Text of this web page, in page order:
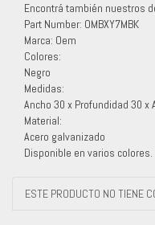
Encontrá también nuestros
Part Number: OMBXY7MBK
Marca: Oem
Colores:
Negro
Medidas:
Ancho 30 x Profundidad 30 x
Material:
Acero galvanizado
Disponible en varios colores.
ESTE PRODUCTO NO TIENE